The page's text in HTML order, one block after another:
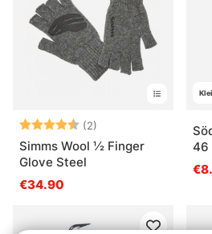
Bewertung:(2)
4.5 von 5 Sternen
Simms Wool ½ Finger
Glove Steel
€34.90
46